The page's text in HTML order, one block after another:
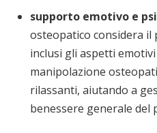
supporto emotivo e
osteopatico considera il
inclusi gli aspetti
manipolazione
rilassanti, aiutando a
benessere generale del